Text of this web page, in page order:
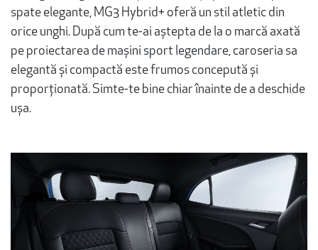
spate elegante, MG3 Hybrid+ oferă un stil atletic din
orice unghi. După cum te-ai aștepta de la o marcă axată
pe proiectarea de mașini sport legendare, caroseria sa
elegantă și compactă este frumos concepută și
proporționată. Simte-te bine chiar înainte de a deschide
ușa.